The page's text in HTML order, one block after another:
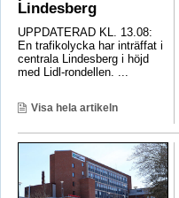
Lindesberg
UPPDATERAD KL. 13.08:
En trafikolycka har inträffat i
centrala Lindesberg i höjd
med Lidl-rondellen. ...
Visa hela artikeln